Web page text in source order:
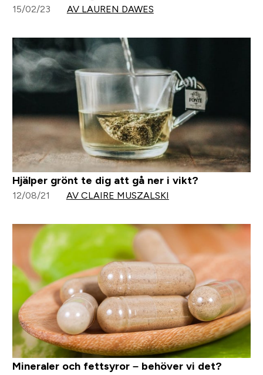
15/02/23 AV LAUREN DAWES
Hjälper grönt te dig att gå ner i vikt?
12/08/21 AV CLAIRE MUSZALSKI
Mineraler och fettsyror – behöver vi det?